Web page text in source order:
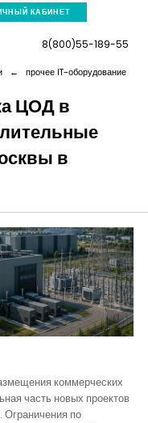
КАБИНЕТ
8(800)55-189-55
← прочее IT-оборудование
ЦОД в
в
коммерческих
часть новых проектов
Ограничения по